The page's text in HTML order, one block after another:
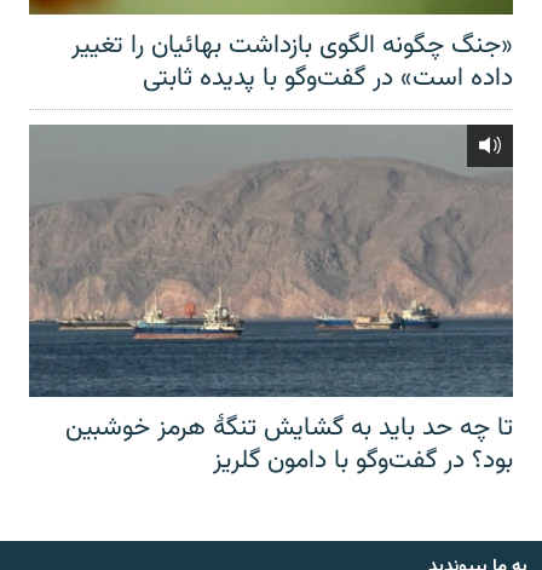
«جنگ چگونه الگوی بازداشت بهائیان را تغییر
داده است» در گفت‌وگو با پدیده ثابتی
تا چه حد باید به گشایش تنگهٔ هرمز خوشبین
بود؟ در گفت‌وگو با دامون گلریز